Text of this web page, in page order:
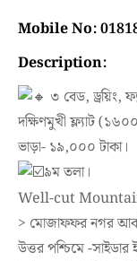
Mobile No:
Description:
৩ বেড, ড্রয়িং,
দক্ষিণমুখী ফ্ল্যাট
ভাড়া- ১৯,০০০ টাকা।
৯ম তলা।
Well-cut
> মোজাফফর নগর
উত্তর পশ্চিমে -সাইডার